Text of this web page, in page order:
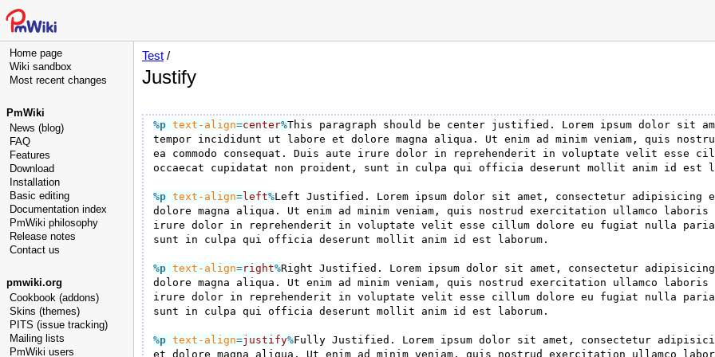
Home page
Wiki sandbox
Most recent changes
PmWiki
News (blog)
FAQ
Features
Download
Installation
Basic editing
Documentation index
PmWiki philosophy
Release notes
Contact us
pmwiki.org
Cookbook (addons)
Skins (themes)
PITS (issue tracking)
Mailing lists
PmWiki users
Test /
Justify
%p text-align=center%This paragraph should be center justified. Lorem ipsum dolor sit
tempor incididunt ut labore et dolore magna aliqua. Ut enim ad minim veniam, quis
ea commodo consequat. Duis aute irure dolor in reprehenderit in voluptate velit esse
occaecat cupidatat non proident, sunt in culpa qui officia deserunt mollit anim id est
%p text-align=left%Left Justified. Lorem ipsum dolor sit amet, consectetur adipisicing
dolore magna aliqua. Ut enim ad minim veniam, quis nostrud exercitation ullamco
irure dolor in reprehenderit in voluptate velit esse cillum dolore eu fugiat nulla
sunt in culpa qui officia deserunt mollit anim id est laborum.
%p text-align=right%Right Justified. Lorem ipsum dolor sit amet, consectetur
dolore magna aliqua. Ut enim ad minim veniam, quis nostrud exercitation ullamco
irure dolor in reprehenderit in voluptate velit esse cillum dolore eu fugiat nulla
sunt in culpa qui officia deserunt mollit anim id est laborum.
%p text-align=justify%Fully Justified. Lorem ipsum dolor sit amet, consectetur
et dolore magna aliqua. Ut enim ad minim veniam, quis nostrud exercitation ullamco